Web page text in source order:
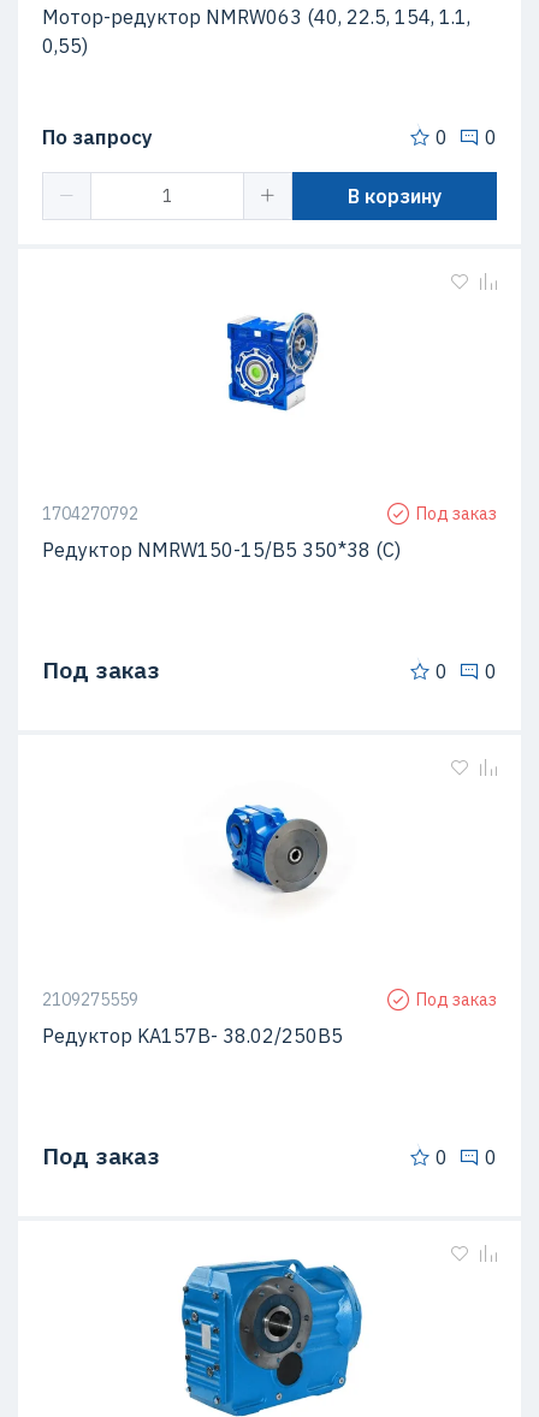
Мотор-редуктор NMRW063 (40, 22.5, 154, 1.1,
0,55)
По запросу 0 0
В корзину
1704270792 Под заказ
Редуктор NMRW150-15/B5 350*38 (C)
Под заказ 0 0
2109275559 Под заказ
Редуктор KA157B- 38.02/250В5
Под заказ 0 0